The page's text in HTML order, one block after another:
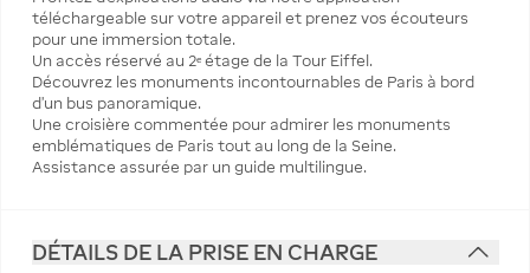
téléchargeable sur votre appareil et prenez vos écouteurs
pour une immersion totale.
Un accès réservé au 2ᵉ étage de la Tour Eiffel.
Découvrez les monuments incontournables de Paris à bord
d'un bus panoramique.
Une croisière commentée pour admirer les monuments
emblématiques de Paris tout au long de la Seine.
Assistance assurée par un guide multilingue.
DÉTAILS DE LA PRISE EN CHARGE